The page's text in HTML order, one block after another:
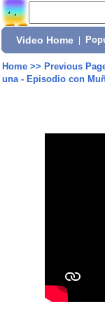
Video Home
Home>> Previous
una - Episodio con